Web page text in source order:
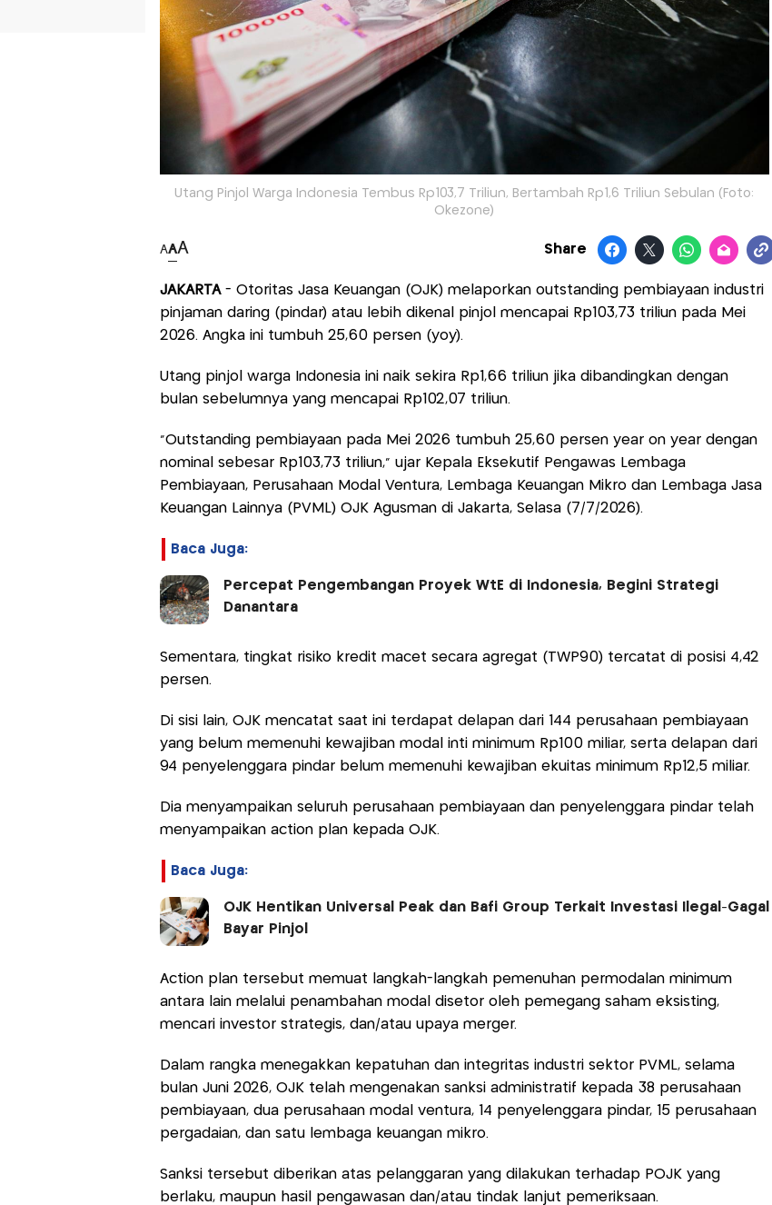
Utang Pinjol Warga Indonesia Tembus Rp103,7 Triliun, Bertambah Rp1,6 Triliun Sebulan (Foto:
Okezone)
AAA Share
JAKARTA - Otoritas Jasa Keuangan (OJK) melaporkan outstanding pembiayaan industri
pinjaman daring (pindar) atau lebih dikenal pinjol mencapai Rp103,73 triliun pada Mei
2026. Angka ini tumbuh 25,60 persen (yoy).
Utang pinjol warga Indonesia ini naik sekira Rp1,66 triliun jika dibandingkan dengan
bulan sebelumnya yang mencapai Rp102,07 triliun.
"Outstanding pembiayaan pada Mei 2026 tumbuh 25,60 persen year on year dengan
nominal sebesar Rp103,73 triliun," ujar Kepala Eksekutif Pengawas Lembaga
Pembiayaan, Perusahaan Modal Ventura, Lembaga Keuangan Mikro dan Lembaga Jasa
Keuangan Lainnya (PVML) OJK Agusman di Jakarta, Selasa (7/7/2026).
Baca Juga:
Percepat Pengembangan Proyek WtE di Indonesia, Begini Strategi
Danantara
Sementara, tingkat risiko kredit macet secara agregat (TWP90) tercatat di posisi 4,42
persen.
Di sisi lain, OJK mencatat saat ini terdapat delapan dari 144 perusahaan pembiayaan
yang belum memenuhi kewajiban modal inti minimum Rp100 miliar, serta delapan dari
94 penyelenggara pindar belum memenuhi kewajiban ekuitas minimum Rp12,5 miliar.
Dia menyampaikan seluruh perusahaan pembiayaan dan penyelenggara pindar telah
menyampaikan action plan kepada OJK.
Baca Juga:
OJK Hentikan Universal Peak dan Bafi Group Terkait Investasi Ilegal-Gagal
Bayar Pinjol
Action plan tersebut memuat langkah-langkah pemenuhan permodalan minimum
antara lain melalui penambahan modal disetor oleh pemegang saham eksisting,
mencari investor strategis, dan/atau upaya merger.
Dalam rangka menegakkan kepatuhan dan integritas industri sektor PVML, selama
bulan Juni 2026, OJK telah mengenakan sanksi administratif kepada 38 perusahaan
pembiayaan, dua perusahaan modal ventura, 14 penyelenggara pindar, 15 perusahaan
pergadaian, dan satu lembaga keuangan mikro.
Sanksi tersebut diberikan atas pelanggaran yang dilakukan terhadap POJK yang
berlaku, maupun hasil pengawasan dan/atau tindak lanjut pemeriksaan.